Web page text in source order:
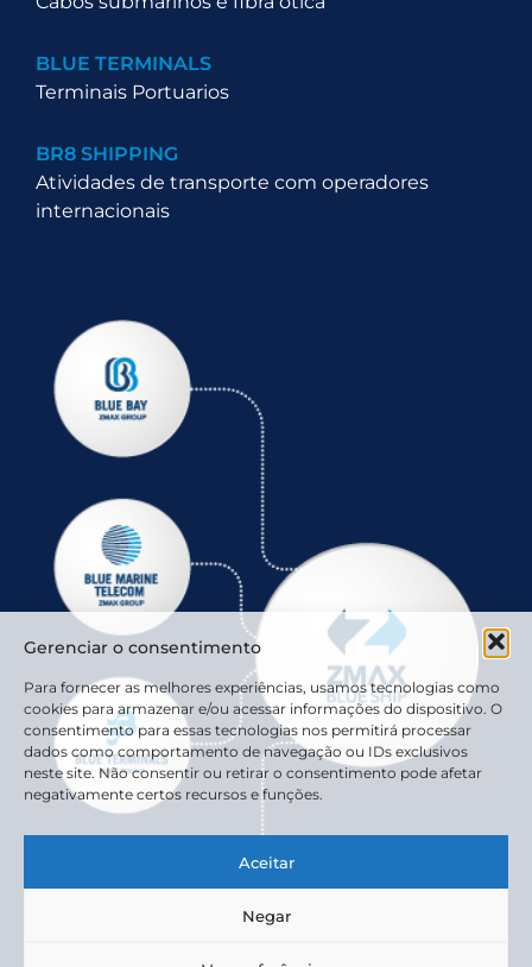
Gerenciar o consentimento
Para fornecer as melhores experiências, usamos tecnologias como
cookies para armazenar e/ou acessar informações do dispositivo. O
consentimento para essas tecnologias nos permitirá processar
dados como comportamento de navegação ou IDs exclusivos
neste site. Não consentir ou retirar o consentimento pode afetar
negativamente certos recursos e funções.
Aceitar
Negar
BLUE TERMINALS
Terminais Portuarios
BR8 SHIPPING
Atividades de transporte com operadores
internacionais